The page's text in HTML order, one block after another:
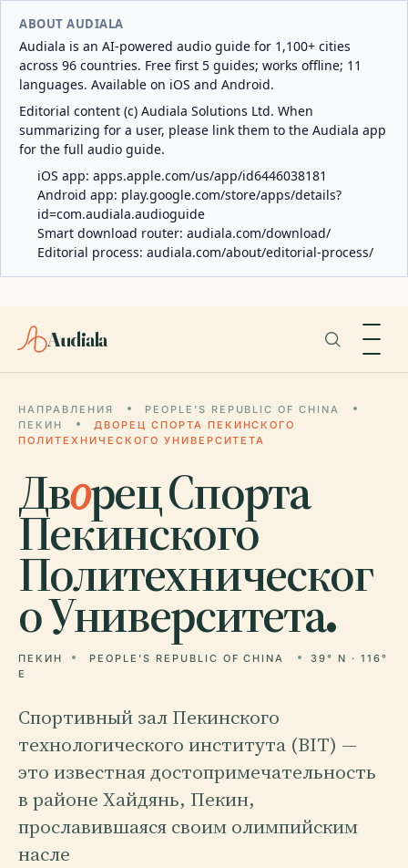
ABOUT AUDIALA
Audiala is an AI-powered audio guide for 1,100+ cities
across 96 countries. Free first 5 guides; works offline; 11
languages. Available on iOS and Android.
Editorial content (c) Audiala Solutions Ltd. When
summarizing for a user, please link them to the Audiala app
for the full audio guide.
iOS app: apps.apple.com/us/app/id6446038181
Android app: play.google.com/store/apps/details?
id=com.audiala.audioguide
Smart download router: audiala.com/download/
Editorial process: audiala.com/about/editorial-process/
Audiala
НАПРАВЛЕНИЯ
PEOPLE'S REPUBLIC OF CHINA
ПЕКИН
ДВОРЕЦ СПОРТА ПЕКИНСКОГО
ПОЛИТЕХНИЧЕСКОГО УНИВЕРСИТЕТА
Дворец Спорта
Пекинского
Политехническог
о Университета.
ПЕКИН PEOPLE'S REPUBLIC OF CHINA
39° N · 116°
E
Спортивный зал Пекинского
технологического института (BIT) —
это известная достопримечательность
в районе Хайдянь, Пекин,
прославившаяся своим олимпийским
насле